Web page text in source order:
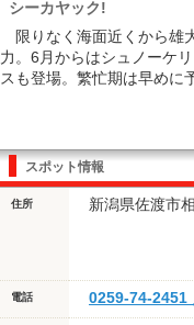
シーカヤック!
限りなく海面近くから雄
力。6月からはシュノーケ
スも登場。繁忙期は早めに
スポット情報
住所 新潟県佐渡市
電話 0259-74-2451